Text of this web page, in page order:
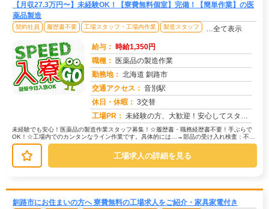
【月収27.3万円〜】未経験OK！【寮費無料個室】完備！【簡単作業】の医
薬品製造
契約社員 履歴書不要 工場スタッフ・工場内作業 製造スタッフ …全て表示
給与： 時給1,350円
職種：
医薬品の製造作業
勤務地： 北海道 釧路市
交通アクセス： 音別駅
休日・休暇： 3交替
工場PR： 未経験の方、大歓迎！安心してスタートできる環境です！☆充実の寮生活で、仕事に集中できます！→寮費無料の個室寮をご用...
未経験でも安心！医薬品の製造作業スタッフ募集！☆履歴書・職務経歴書不要！手ぶらで
OK！☆工場内でのカンタンなライン作業です。具体的には…→部品の受け入れ検査：不良
品がないか確認します。→部品の積...
工場求人の詳細を見る
釧路市にお住まいの方へ 寮費無料の工場求人をご紹介・家具家電付き